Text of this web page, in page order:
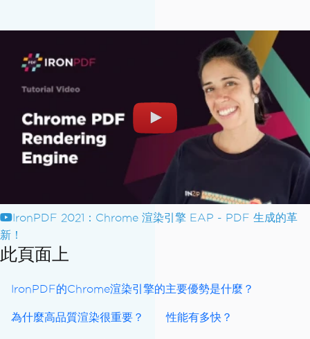
IronPDF 2021：Chrome 渲染引擎 EAP - PDF 生成的革
新！
此頁面上
IronPDF的Chrome渲染引擎的主要優勢是什麼？
為什麼高品質渲染很重要？ 性能有多快？